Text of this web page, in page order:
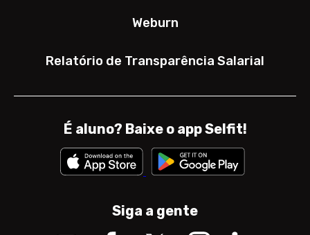
Weburn
Relatório de Transparência Salarial
É aluno? Baixe o app Selfit!
Siga a gente